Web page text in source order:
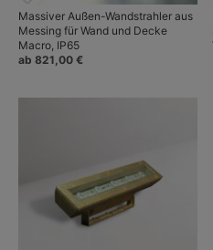
Massiver Außen-Wandstrahler aus
Messing für Wand und Decke
Macro, IP65
ab 821,00 €